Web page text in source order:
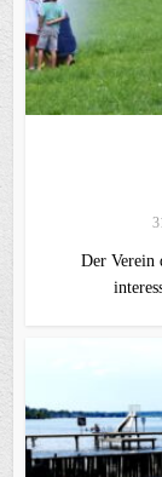
Der Verein